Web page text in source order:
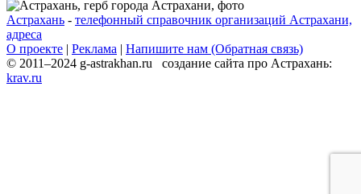
Астрахань - телефонный справочник организаций Астрахани,
адреса
О проекте | Реклама | Напишите нам (Обратная связь)
© 2011–2024 g-astrakhan.ru создание сайта про Астрахань:
krav.ru